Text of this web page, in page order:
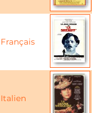
Français
Italien